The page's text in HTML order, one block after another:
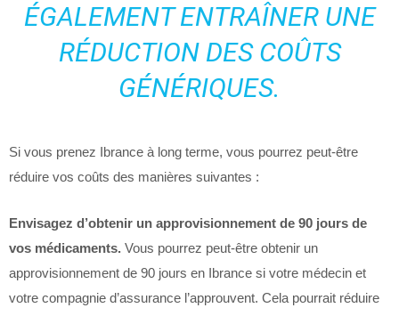
ÉGALEMENT ENTRAÎNER UNE
RÉDUCTION DES COÛTS
GÉNÉRIQUES.
Si vous prenez Ibrance à long terme, vous pourrez peut-être
réduire vos coûts des manières suivantes :
Envisagez d’obtenir un approvisionnement de 90 jours de
vos médicaments. Vous pourrez peut-être obtenir un
approvisionnement de 90 jours en Ibrance si votre médecin et
votre compagnie d’assurance l’approuvent. Cela pourrait réduire